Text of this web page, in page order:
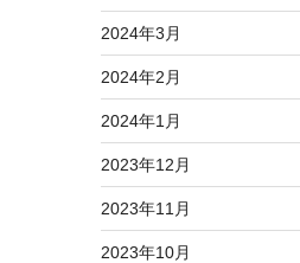
2024年3月
2024年2月
2024年1月
2023年12月
2023年11月
2023年10月